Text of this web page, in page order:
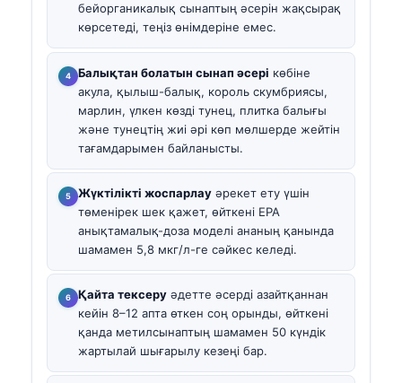
бейорганикалық сынаптың әсерін жақсырақ
көрсетеді, теңіз өнімдеріне емес.
Балықтан болатын сынап әсері көбіне
акула, қылыш-балық, король скумбриясы,
марлин, үлкен көзді тунец, плитка балығы
және тунецтің жиі әрі көп мөлшерде жейтін
тағамдарымен байланысты.
Жүктілікті жоспарлау әрекет ету үшін
төменірек шек қажет, өйткені EPA
анықтамалық-доза моделі ананың қанында
шамамен 5,8 мкг/л-ге сәйкес келеді.
Қайта тексеру әдетте әсерді азайтқаннан
кейін 8–12 апта өткен соң орынды, өйткені
қанда метилсынаптың шамамен 50 күндік
жартылай шығарылу кезеңі бар.